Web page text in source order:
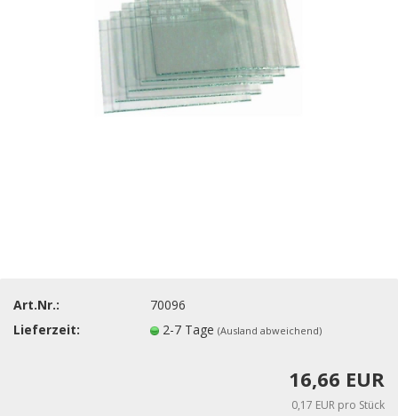
Art.Nr.:
70096
Lieferzeit:
2-7 Tage(Ausland abweichend)
16,66 EUR
0,17 EUR pro Stück